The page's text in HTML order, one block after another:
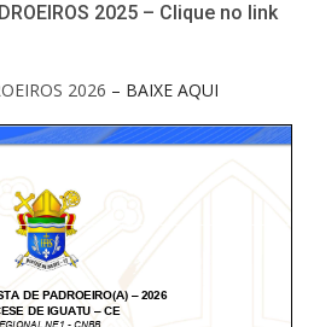
2025 – Clique no link
2026 – BAIXE AQUI